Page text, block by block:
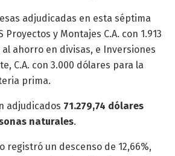
adjudicadas en esta séptima
y Montajes C.A. con 1.913
ahorro en divisas, e Inversiones
C.A. con 3.000 dólares para la
prima.
adjudicados 71.279,74 dólares
naturales.
registró un descenso de 12,66%,